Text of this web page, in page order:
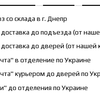
со склада в г. Днепр
до подъезда (от
до дверей (от нашей
в отделение по Украине
курьером до дверей по
до отделения по Украине